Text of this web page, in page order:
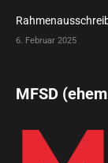
6. Februar 2025
MFSD